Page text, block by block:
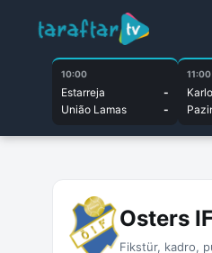
10:00
Estarreja
-
União Lamas
-
11:00
Osters IF
Fikstür, kadro,